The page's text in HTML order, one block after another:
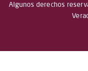
Algunos derechos